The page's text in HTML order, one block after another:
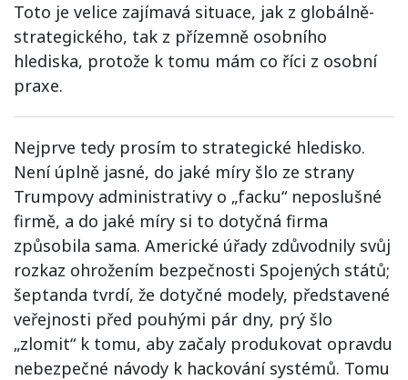
Toto je velice zajímavá situace, jak z globálně-
strategického, tak z přízemně osobního
hlediska, protože k tomu mám co říci z osobní
praxe.
Nejprve tedy prosím to strategické hledisko.
Není úplně jasné, do jaké míry šlo ze strany
Trumpovy administrativy o „facku“ neposlušné
firmě, a do jaké míry si to dotyčná firma
způsobila sama. Americké úřady zdůvodnily svůj
rozkaz ohrožením bezpečnosti Spojených států;
šeptanda tvrdí, že dotyčné modely, představené
veřejnosti před pouhými pár dny, prý šlo
„zlomit“ k tomu, aby začaly produkovat opravdu
nebezpečné návody k hackování systémů. Tomu